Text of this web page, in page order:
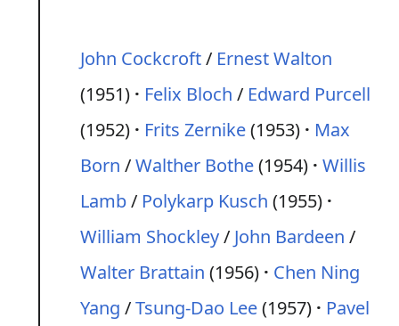
John Cockcroft/ Ernest Walton
(1951)
Felix Bloch / Edward Purcell
(1952)
Frits Zernike(1953)
Max
Born /Walther Bothe(1954) Willis
Lamb/ Polykarp Kusch (1955)
William Shockley/ John Bardeen /
Walter Brattain (1956)
Chen Ning
Yang /Tsung-Dao Lee(1957)
Pavel